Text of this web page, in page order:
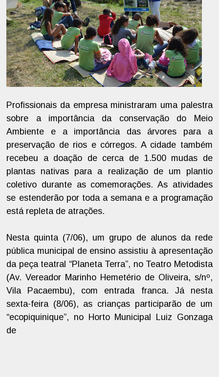
Profissionais da empresa ministraram uma palestra
sobre a importância da conservação do Meio
Ambiente e a importância das árvores para a
preservação de rios e córregos. A cidade também
recebeu a doação de cerca de 1.500 mudas de
plantas nativas para a realização de um plantio
coletivo durante as comemorações. As atividades
se estenderão por toda a semana e a programação
está repleta de atrações.
Nesta quinta (7/06), um grupo de alunos da rede
pública municipal de ensino assistiu à apresentação
da peça teatral “Planeta Terra”, no Teatro Metodista
(Av. Vereador Marinho Hemetério de Oliveira, s/nº,
Vila Pacaembu), com entrada franca. Já nesta
sexta-feira (8/06), as crianças participarão de um
“ecopiquinique”, no Horto Municipal Luiz Gonzaga
de